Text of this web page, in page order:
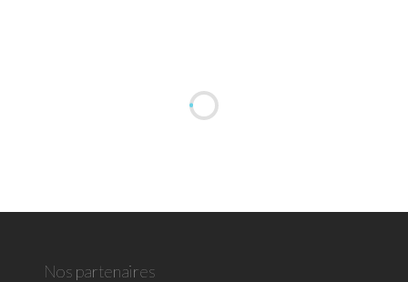
Nos partenaires